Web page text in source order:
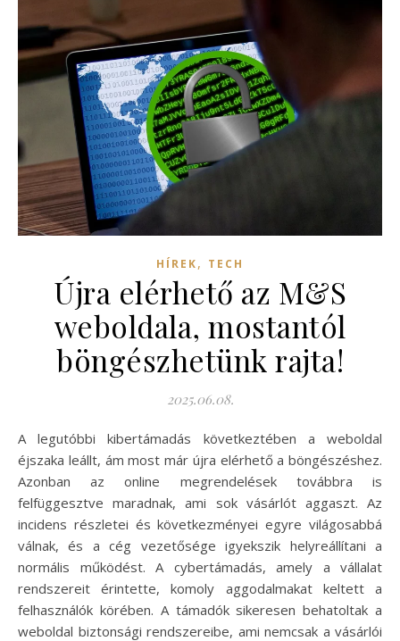
HÍREK, TECH
Újra elérhető az M&S
weboldala, mostantól
böngészhetünk rajta!
2025.06.08.
A legutóbbi kibertámadás következtében a weboldal
éjszaka leállt, ám most már újra elérhető a böngészéshez.
Azonban az online megrendelések továbbra is
felfüggesztve maradnak, ami sok vásárlót aggaszt. Az
incidens részletei és következményei egyre világosabbá
válnak, és a cég vezetősége igyekszik helyreállítani a
normális működést. A cybertámadás, amely a vállalat
rendszereit érintette, komoly aggodalmakat keltett a
felhasználók körében. A támadók sikeresen behatoltak a
weboldal biztonsági rendszereibe, ami nemcsak a vásárlói